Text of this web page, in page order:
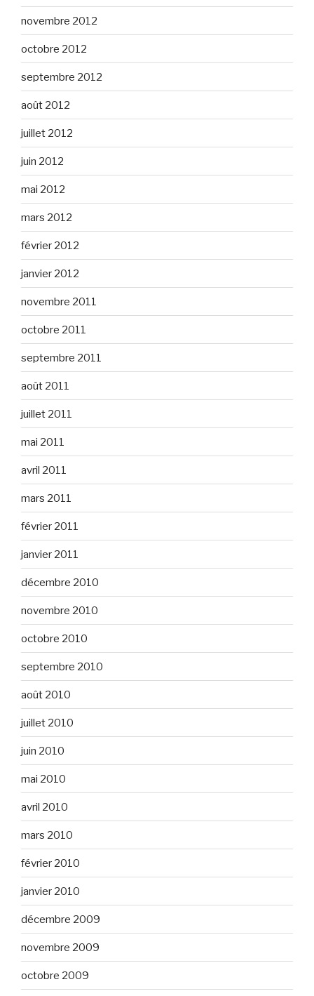
novembre 2012
octobre 2012
septembre 2012
août 2012
juillet 2012
juin 2012
mai 2012
mars 2012
février 2012
janvier 2012
novembre 2011
octobre 2011
septembre 2011
août 2011
juillet 2011
mai 2011
avril 2011
mars 2011
février 2011
janvier 2011
décembre 2010
novembre 2010
octobre 2010
septembre 2010
août 2010
juillet 2010
juin 2010
mai 2010
avril 2010
mars 2010
février 2010
janvier 2010
décembre 2009
novembre 2009
octobre 2009